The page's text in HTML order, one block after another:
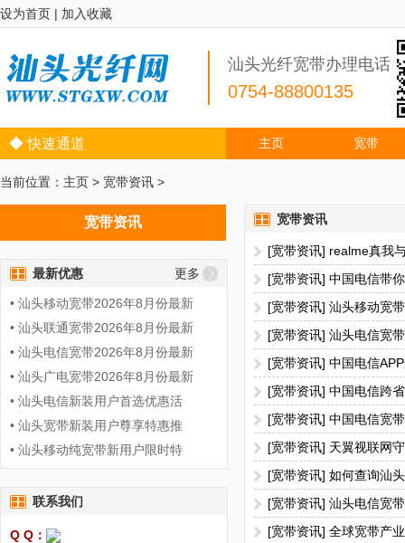
设为首页 | 加入收藏
汕头光纤宽带办理电话
0754-88800135
◆ 快速通道 主页 宽带
当前位置： 主页 > 宽带资讯 >
宽带资讯
最新优惠 更多
• 汕头移动宽带2026年8月份最新
• 汕头联通宽带2026年8月份最新
• 汕头电信宽带2026年8月份最新
• 汕头广电宽带2026年8月份最新
• 汕头电信新装用户首选优惠活
• 汕头宽带新装用户尊享特惠推
• 汕头移动纯宽带新用户限时特
联系我们
Q Q：
宽带资讯
[宽带资讯] realme真我
[宽带资讯] 中国电信带
[宽带资讯] 汕头移动宽
[宽带资讯] 汕头电信宽
[宽带资讯] 中国电信
[宽带资讯] 中国电信跨
[宽带资讯] 中国电信宽
[宽带资讯] 天翼视联网
[宽带资讯] 如何查询汕
[宽带资讯] 汕头电信宽
[宽带资讯] 全球宽带产